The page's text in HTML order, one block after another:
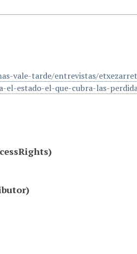
vale-tarde/entrevistas/
estado-el-que-cubra-las-